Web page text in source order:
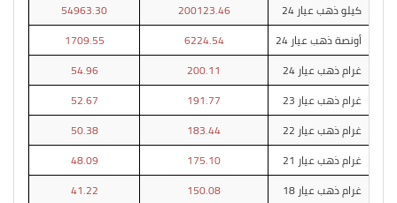
كيلو ذهب عيار 24 200123.46
54963.30
أونصة ذهب عيار 24
6224.54
1709.55
غرام ذهب عيار 24
200.11
54.96
غرام ذهب عيار 23
191.77
52.67
غرام ذهب عيار 22
183.44
50.38
غرام ذهب عيار 21
175.10
48.09
غرام ذهب عيار 18
150.08
41.22